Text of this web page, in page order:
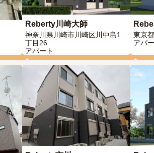
Reberty川崎大師
神奈川県川崎市川崎区川中島1
丁目26
アパート
東京
アパ